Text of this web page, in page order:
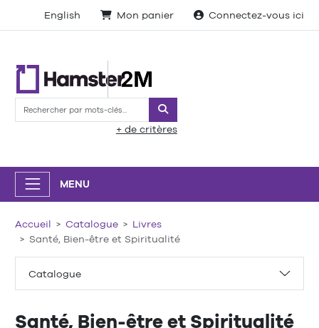
English Mon panier Connectez-vous ici
Rechercher
+ de critères
MENU
Catalogue
Accueil Catalogue
Livres
Santé, Bien-être et Spiritualité
Santé, Bien-être et Spiritualité